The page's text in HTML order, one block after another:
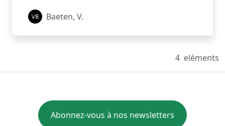
Baeten, V.
4 eléments
Abonnez-vous à nos newsletters